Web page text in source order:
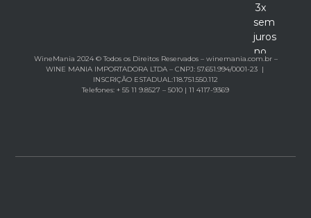
3x
sem
juros
no
cartão
WineMania 2024 © Todos os Direitos Reservados – winemania.com.br –
WINE MANIA IMPORTADORA LTDA – CNPJ: 57.651.994/0001-23 |
INSCRIÇÃO ESTADUAL:118.751.550.112
Telefones: + 55 11 9.8527 – 5010 | 11 4117-9369